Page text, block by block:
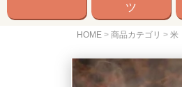
ツ
HOME 商品カテゴリ 米